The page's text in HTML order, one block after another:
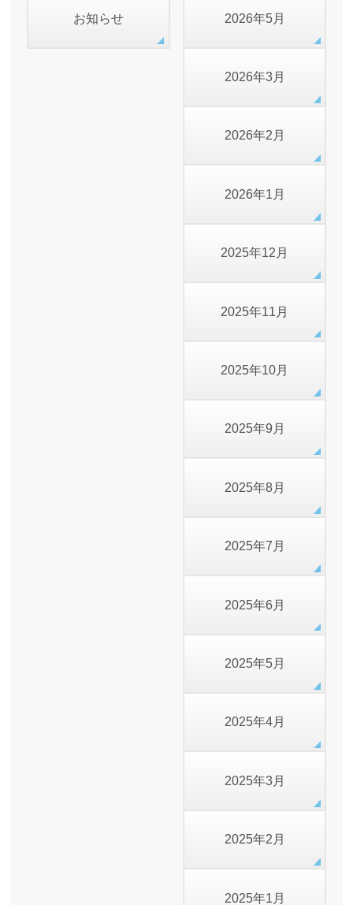
お知らせ 2026年5月
2026年3月
2026年2月
2026年1月
2025年12月
2025年11月
2025年10月
2025年9月
2025年8月
2025年7月
2025年6月
2025年5月
2025年4月
2025年3月
2025年2月
2025年1月